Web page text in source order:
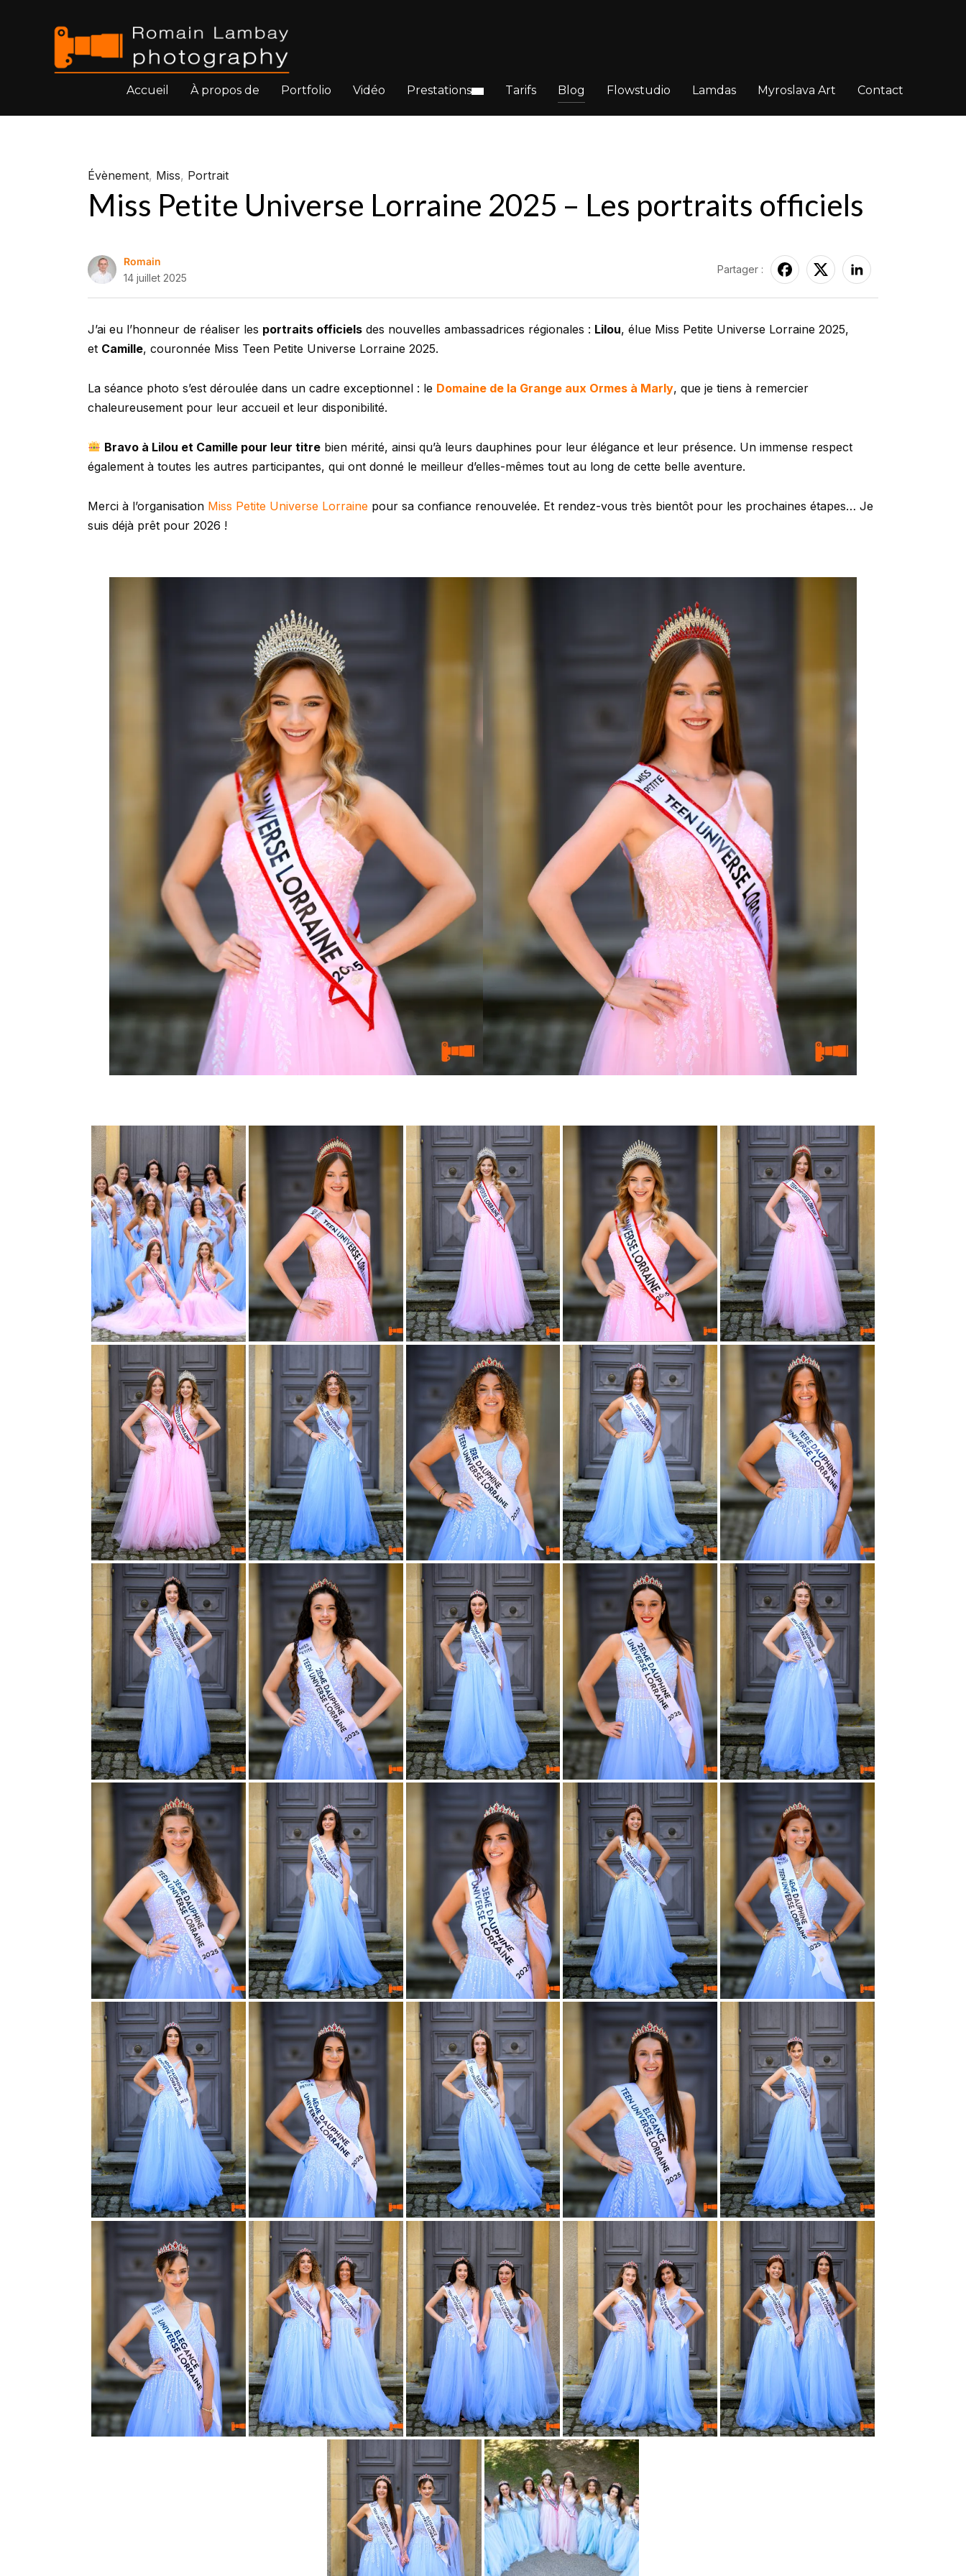
Accueil À propos de Portfolio Vidéo Prestations Tarifs Blog Flowstudio Lamdas Myroslava Art Contact
Évènement, Miss, Portrait
Miss Petite Universe Lorraine 2025 – Les portraits officiels
Romain
14 juillet 2025
Partager :
J’ai eu l’honneur de réaliser les portraits officiels des nouvelles ambassadrices régionales : Lilou, élue Miss Petite Universe Lorraine 2025,
et Camille, couronnée Miss Teen Petite Universe Lorraine 2025.
La séance photo s’est déroulée dans un cadre exceptionnel : le Domaine de la Grange aux Ormes à Marly, que je tiens à remercier
chaleureusement pour leur accueil et leur disponibilité.
Bravo à Lilou et Camille pour leur titre bien mérité, ainsi qu’à leurs dauphines pour leur élégance et leur présence. Un immense respect
également à toutes les autres participantes, qui ont donné le meilleur d’elles-mêmes tout au long de cette belle aventure.
Merci à l’organisation Miss Petite Universe Lorraine pour sa confiance renouvelée. Et rendez-vous très bientôt pour les prochaines étapes… Je
suis déjà prêt pour 2026 !